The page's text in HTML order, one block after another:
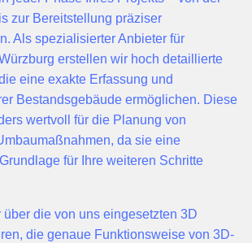
zur Bereitstellung präziser
. Als spezialisierter Anbieter für
erstellen wir hoch detaillierte
eine exakte Erfassung und
Bestandsgebäude ermöglichen. Diese
wertvoll für die Planung von
da sie eine
für Ihre weiteren Schritte
über die von uns eingesetzten 3D
die genaue Funktionsweise von 3D-